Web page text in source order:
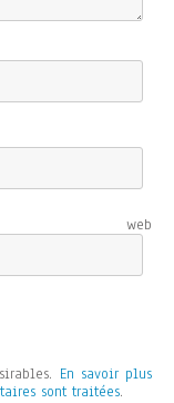
En savoir plus
sont traitées.